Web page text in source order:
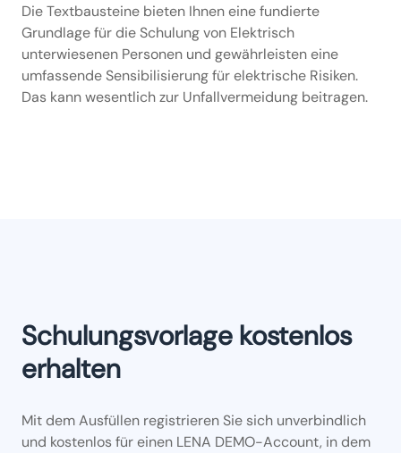
Die Textbausteine bieten Ihnen eine fundierte
Grundlage für die Schulung von Elektrisch
unterwiesenen Personen und gewährleisten eine
umfassende Sensibilisierung für elektrische Risiken.
Das kann wesentlich zur Unfallvermeidung beitragen.
Schulungsvorlage kostenlos
erhalten
Mit dem Ausfüllen registrieren Sie sich unverbindlich
und kostenlos für einen LENA DEMO-Account, in dem